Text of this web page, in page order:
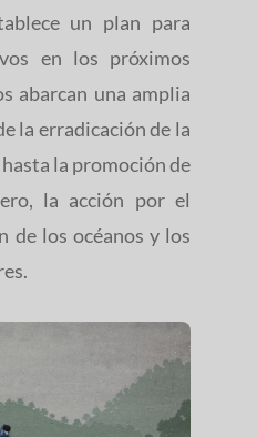
un plan para
en los próximos
abarcan una amplia
la erradicación de la
la promoción de
la acción por el
de los océanos y los